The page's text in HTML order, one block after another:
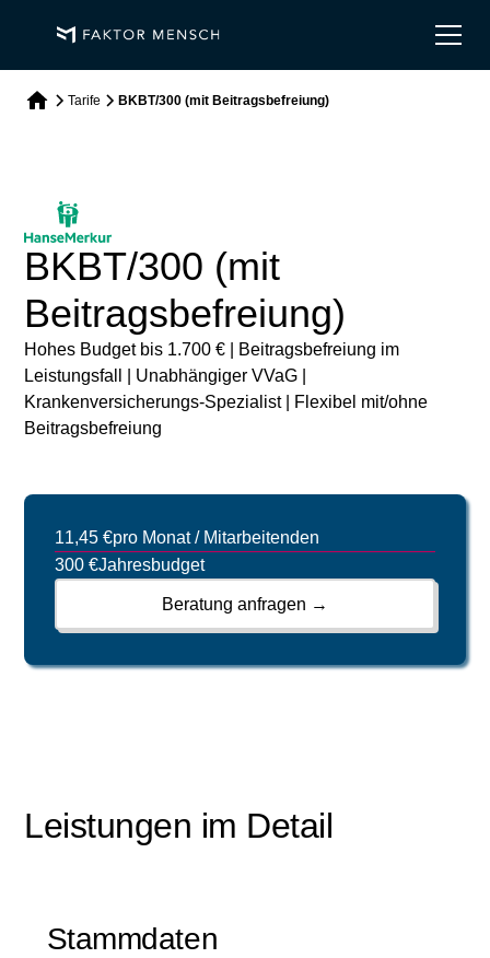
Tarife BKBT/300 (mit Beitragsbefreiung)
BKBT/300 (mit
Beitragsbefreiung)
Hohes Budget bis 1.700 € | Beitragsbefreiung im
Leistungsfall | Unabhängiger VVaG |
Krankenversicherungs-Spezialist | Flexibel mit/ohne
Beitragsbefreiung
11,45 €pro Monat / Mitarbeitenden
300 €Jahresbudget
Beratung anfragen →
Leistungen im Detail
Stammdaten